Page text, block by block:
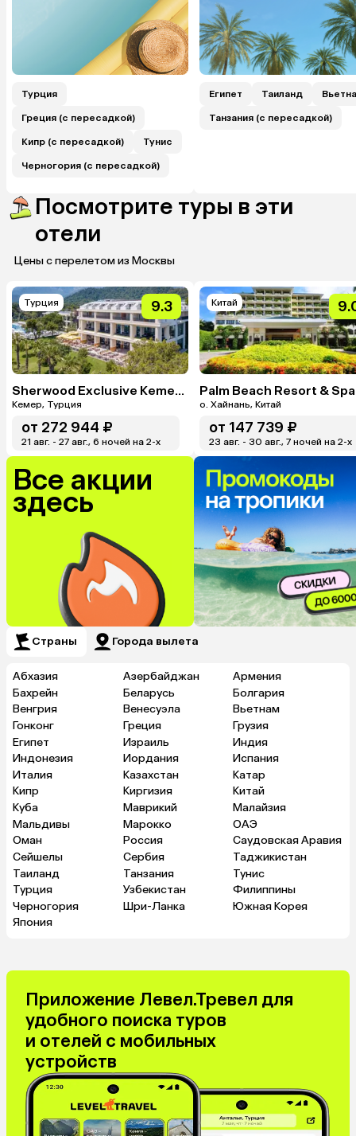
Турция
Греция (с пересадкой)
Кипр (с пересадкой) Тунис
Черногория (с пересадкой)
Египет Таиланд
Танзания (с пересадкой)
Посмотрите туры в эти
отели
Цены с перелетом из Москвы
Турция 9.3
Sherwood Exclusive Kemer (Ex. Sherwood Club Kemer)
Кемер, Турция
от 272 944 ₽
21 авг. - 27 авг., 6 ночей на 2-x
Китай
Palm Beach Resort & Spa
о. Хайнань, Китай
от 147 739 ₽
23 авг. - 30 авг., 7 ночей на 2-x
Все акции
здесь
Страны Города вылета
Абхазия Азербайджан
Армения
Бахрейн
Беларусь
Болгария
Венгрия
Венесуэла
Вьетнам
Гонконг
Греция
Грузия
Египет
Израиль
Индия
Индонезия
Иордания
Испания
Италия
Казахстан
Катар
Кипр
Киргизия
Китай
Куба
Маврикий
Малайзия
Мальдивы
Марокко
ОАЭ
Оман
Россия
Саудовская Аравия
Сейшелы
Сербия
Таджикистан
Таиланд
Танзания
Тунис
Турция
Узбекистан
Филиппины
Черногория
Шри-Ланка
Южная Корея
Япония
Приложение Левел.Тревел для
удобного поиска туров
и отелей с мобильных
устройств